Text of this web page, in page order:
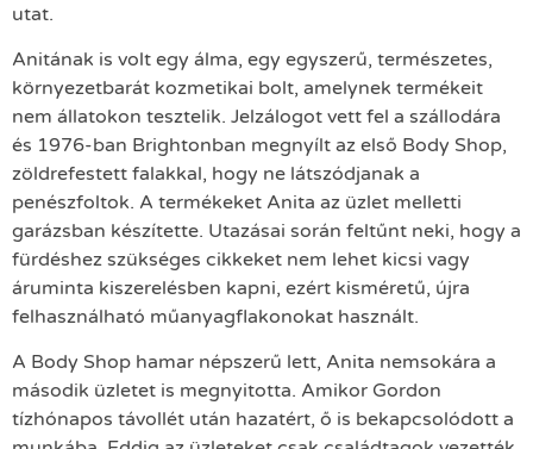
utat.
Anitának is volt egy álma, egy egyszerű, természetes,
környezetbarát kozmetikai bolt, amelynek termékeit
nem állatokon tesztelik. Jelzálogot vett fel a szállodára
és 1976-ban Brightonban megnyílt az első Body Shop,
zöldrefestett falakkal, hogy ne látszódjanak a
penészfoltok. A termékeket Anita az üzlet melletti
garázsban készítette. Utazásai során feltűnt neki, hogy a
fürdéshez szükséges cikkeket nem lehet kicsi vagy
áruminta kiszerelésben kapni, ezért kisméretű, újra
felhasználható műanyagflakonokat használt.
A Body Shop hamar népszerű lett, Anita nemsokára a
második üzletet is megnyitotta. Amikor Gordon
tízhónapos távollét után hazatért, ő is bekapcsolódott a